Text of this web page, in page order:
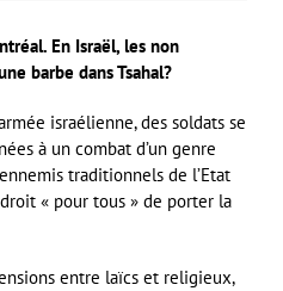
En Israël, les non
barbe dans Tsahal?
israélienne, des soldats se
à un combat d’un genre
traditionnels de l’Etat
« pour tous » de porter la
entre laïcs et religieux,